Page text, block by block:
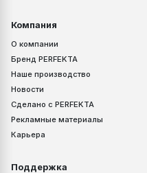
Компания
О компании
Бренд PERFEKTA
Наше производство
Новости
Сделано с PERFEKTA
Рекламные материалы
Карьера
Поддержка